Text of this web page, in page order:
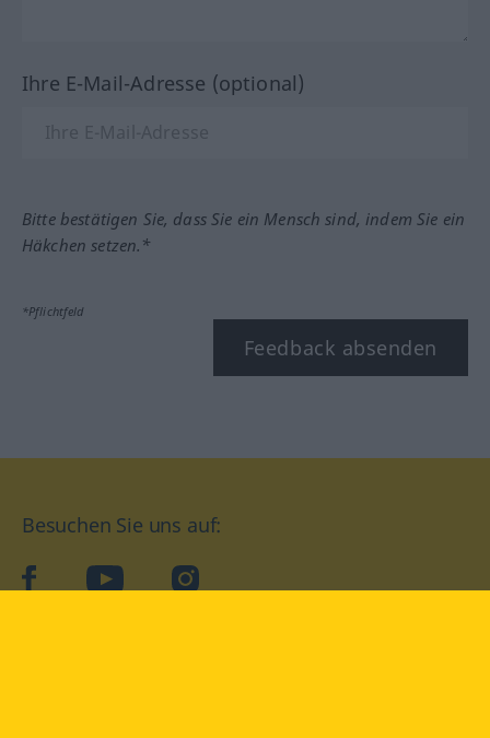
Ihre E-Mail-Adresse (optional)
Bitte bestätigen Sie, dass Sie ein Mensch sind, indem Sie ein
Häkchen setzen.*
*Pflichtfeld
Feedback absenden
Besuchen Sie uns auf:
facebookYouTube Instagram